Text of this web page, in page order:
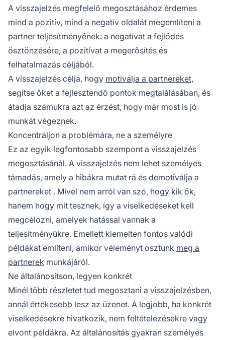
A visszajelzés megfelelő megosztásához érdemes
mind a pozitív, mind a negatív oldalát megemlíteni a
partner teljesítményének: a negatívat a fejlődés
ösztönzésére, a pozitívat a megerősítés és
felhatalmazás céljából.
A visszajelzés célja, hogy motiválja a partnereket,
segítse őket a fejlesztendő pontok megtalálásában, és
átadja számukra azt az érzést, hogy már most is jó
munkát végeznek.
Koncentráljon a problémára, ne a személyre
Ez az egyik legfontosabb szempont a visszajelzés
megosztásánál. A visszajelzés nem lehet személyes
támadás, amely a hibákra mutat rá és demotiválja a
partnereket . Mivel nem arról van szó, hogy kik ők,
hanem hogy mit tesznek, így a viselkedéseket kell
megcélozni, amelyek hatással vannak a
teljesítményükre. Emellett kiemelten fontos valódi
példákat említeni, amikor véleményt osztunk meg a
partnerek munkájáról.
Ne általánosítson, legyen konkrét
Minél több részletet tud megosztani a visszajelzésben,
annál értékesebb lesz az üzenet. A legjobb, ha konkrét
viselkedésekre hivatkozik, nem feltételezésekre vagy
elvont példákra. Az általánosítás gyakran személyes